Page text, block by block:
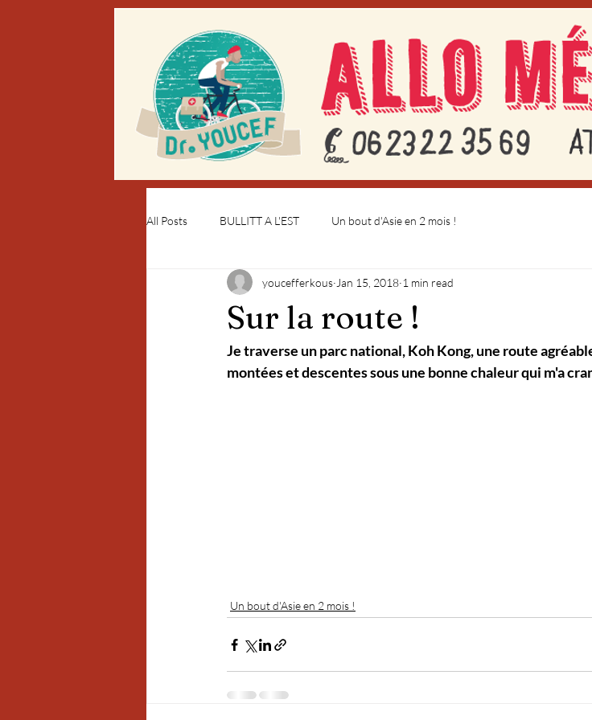
All Posts BULLITT A L'EST Un bout d'Asie en 2 mois !
Sur la route !
youcefferkous Jan 15, 2018 1 min read
Je traverse un parc national, Koh Kong, une route
montées et descentes sous une bonne chaleur qui m'a
Un bout d'Asie en 2 mois !